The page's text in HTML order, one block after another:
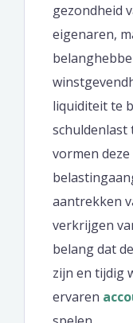
gezondheid
eigenaren,
liquiditeit te
schuldenlast
vormen
aantrekken
verkrijgen
belang dat
zijn en tijdig
ervaren